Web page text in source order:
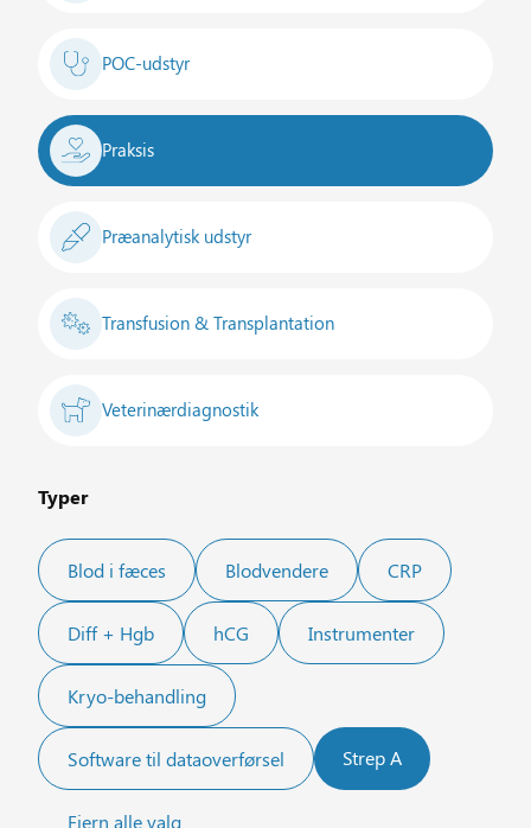
POC-udstyr
Praksis
Præanalytisk udstyr
Transfusion & Transplantation
Veterinærdiagnostik
Typer
Blod i fæces Blodvendere CRP
Diff + Hgb hCG Instrumenter
Kryo-behandling
Software til dataoverførsel Strep A
Fjern alle valg